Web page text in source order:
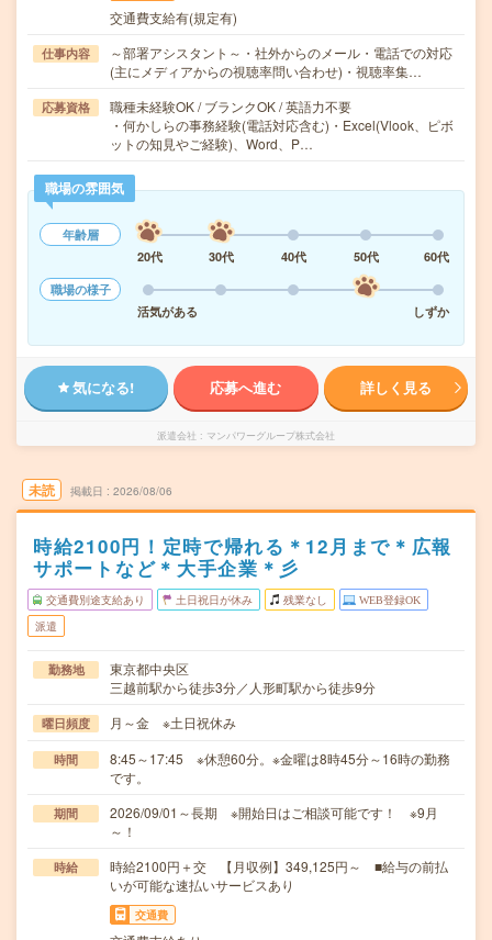
交通費支給有(規定有)
仕事内容
～部署アシスタント～・社外からのメール・電話での対応
(主にメディアからの視聴率問い合わせ)・視聴率集…
応募資格
職種未経験OK / ブランクOK / 英語力不要
・何かしらの事務経験(電話対応含む)・Excel(Vlook、ピボ
ットの知見やご経験)、Word、P…
職場の雰囲気
年齢層
20代
30代 40代 50代
60代
職場の様子
活気がある
しずか
気になる! 応募へ進む 詳しく見る
派遣会社 マンパワーグループ株式会社
未読 掲載日 2026/08/06
時給2100円！定時で帰れる＊12月まで＊広報
サポートなど＊大手企業＊彡
交通費別途支給あり 土日祝日が休み 残業なし WEB登録OK
派遣
勤務地
東京都中央区
三越前駅から徒歩3分／人形町駅から徒歩9分
曜日頻度 月～金 ※土日祝休み
時間
8:45～17:45 ※休憩60分。※金曜は8時45分～16時の勤務
です。
期間
2026/09/01～長期 ※開始日はご相談可能です！ ※9月
～！
時給
時給2100円＋交 【月収例】349,125円～ ■給与の前払
いが可能な速払いサービスあり
交通費